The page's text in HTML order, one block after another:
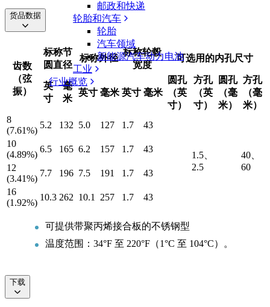
邮政和快递
轮胎和汽车
轮胎
汽车领域
新能源汽车动力电池
工业
行业概览
货品数据
齿数
（弦
振）
标称节
圆直径
标称外径
标称轮毂
宽度
可选用的内孔尺寸
英
寸
毫
米
英寸 毫米 英寸 毫米
圆孔
（英
寸）
方孔
（英
寸）
圆孔
（毫
米）
方孔
（毫
米）
8
(7.61%)
5.2 132 5.0 127 1.7 43
1.5、
2.5
40、
60
10
(4.89%)
6.5 165 6.2 157 1.7
43
12
(3.41%)
7.7 196 7.5 191 1.7
43
16
(1.92%)
10.3 262 10.1 257 1.7 43
可提供带聚丙烯接合板的不锈钢型
温度范围：34°F 至 220°F（1°C 至 104°C）。
下载